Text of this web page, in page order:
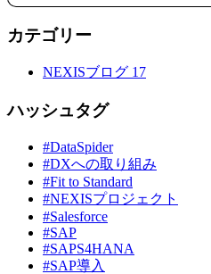
カテゴリー
NEXISブログ 17
ハッシュタグ
#DataSpider
#DXへの取り組み
#Fit to Standard
#NEXISプロジェクト
#Salesforce
#SAP
#SAPS4HANA
#SAP導入